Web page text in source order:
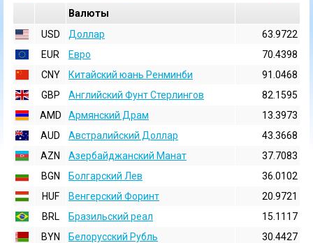
Валюты
USD
Доллар
63.9722
EUR
Евро
70.4398
CNY
Китайский юань Ренминби
91.0468
GBP
Английский Фунт Стерлингов
82.1595
AMD
Армянский Драм
13.3973
AUD
Австралийский Доллар
43.3668
AZN
Азербайджанский Манат
37.7083
BGN
Болгарский Лев
36.0102
HUF
Венгерский Форинт
20.9721
BRL
Бразильский реал
15.1117
BYN
Белорусский Рубль
30.4427